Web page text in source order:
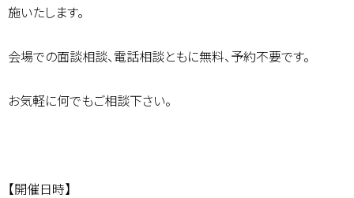
施いたします。
会場での面談相談、電話相談ともに無料、予約不要です。
お気軽に何でもご相談下さい。
【開催日時】